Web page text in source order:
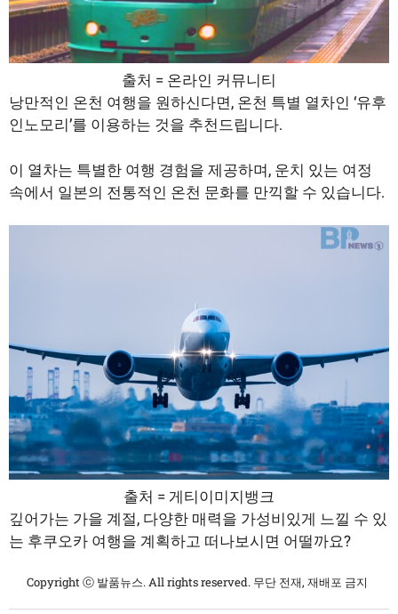
출처 = 온라인 커뮤니티
낭만적인 온천 여행을 원하신다면, 온천 특별 열차인 ‘유후
인노모리’를 이용하는 것을 추천드립니다.
이 열차는 특별한 여행 경험을 제공하며, 운치 있는 여정
속에서 일본의 전통적인 온천 문화를 만끽할 수 있습니다.
출처 = 게티이미지뱅크
깊어가는 가을 계절, 다양한 매력을 가성비있게 느낄 수 있
는 후쿠오카 여행을 계획하고 떠나보시면 어떨까요?
Copyright ⓒ 발품뉴스. All rights reserved. 무단 전재, 재배포 금지